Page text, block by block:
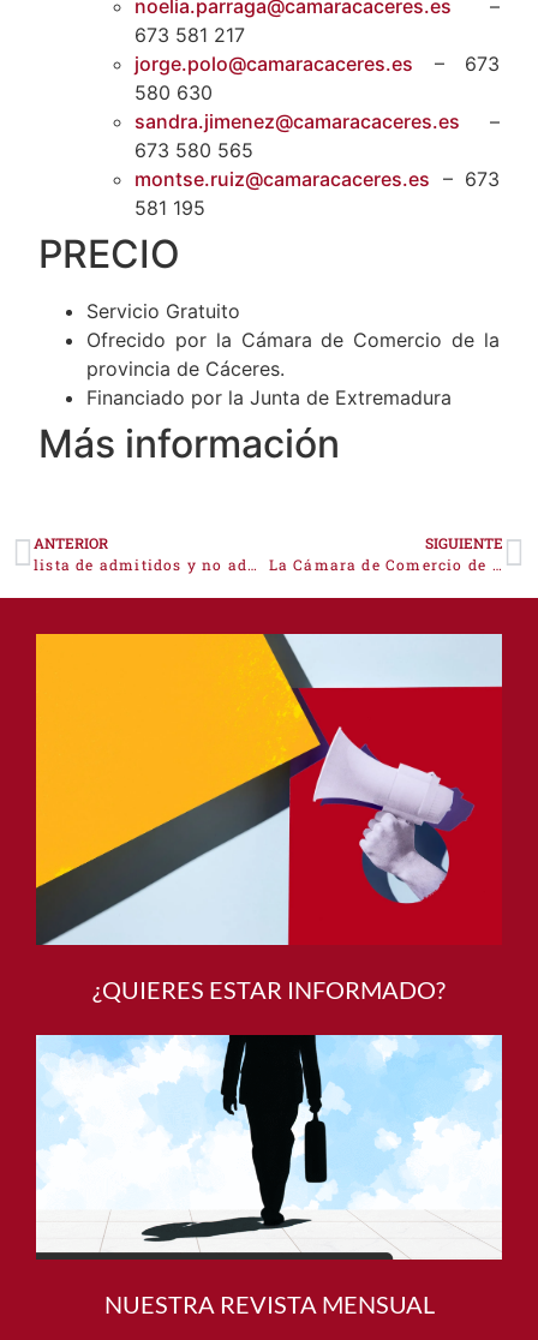
noelia.parraga@camaracaceres.es –
673 581 217
jorge.polo@camaracaceres.es – 673
580 630
sandra.jimenez@camaracaceres.es –
673 580 565
montse.ruiz@camaracaceres.es – 673
581 195
PRECIO
Servicio Gratuito
Ofrecido por la Cámara de Comercio de la
provincia de Cáceres.
Financiado por la Junta de Extremadura
Más información
ANTERIOR
lista de admitidos y no admitidos de turismo 2021
SIGUIENTE
La Cámara de Comercio de Cáceres celebra una jornada sobre la Ley de la Segunda Oportunidad
¿QUIERES ESTAR INFORMADO?
NUESTRA REVISTA MENSUAL